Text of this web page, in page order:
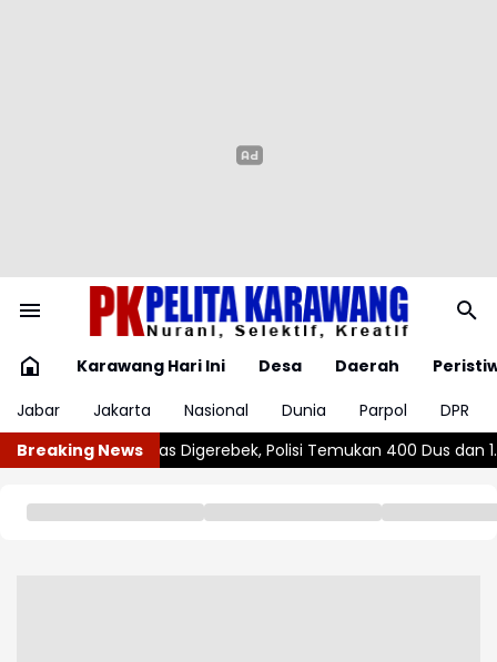
Karawang Hari Ini Desa Daerah
Jabar
Jakarta Nasional Dunia Parpol
DPR
Breaking News
Temukan 400 Dus dan 1.000 Botol Kosong Jemari